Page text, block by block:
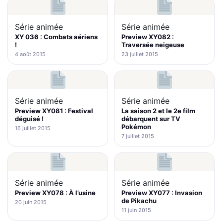
Série animée
XY 036 : Combats aériens
!
4 août 2015
Série animée
Preview XY082 :
Traversée neigeuse
23 juillet 2015
Série animée
Preview XY081 : Festival
déguisé !
16 juillet 2015
Série animée
La saison 2 et le 2e film
débarquent sur TV
Pokémon
7 juillet 2015
Série animée
Preview XY078 : À l’usine
20 juin 2015
Série animée
Preview XY077 : Invasion
de Pikachu
11 juin 2015